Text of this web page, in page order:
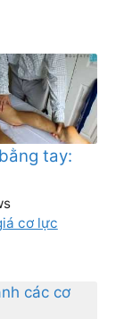
tay:
cơ lực